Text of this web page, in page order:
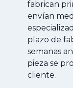
fabrican
envían
plazo de
semanas
pieza se
cliente.